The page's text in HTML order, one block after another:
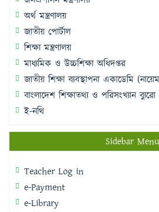
অর্থ মন্ত্রণালয়
জাতীয় পোর্টাল
শিক্ষা মন্ত্রণালয়
মাধ্যমিক ও উচ্চশিক্ষা অধিদপ্তর
জাতীয় শিক্ষা ব্যবস্থাপনা একাডেমি
বাংলাদেশ শিক্ষাতথ্য ও পরিসংখ্যান
ই-নথি
Sidebar Menu
Teacher Log in
e-Payment
e-Library